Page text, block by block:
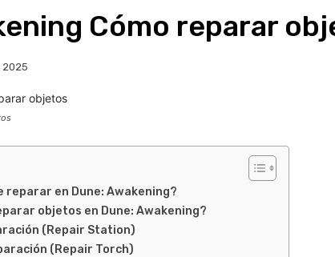
Cómo reparar
2025
en Dune: Awakening?
objetos en Dune: Awakening?
(Repair Station)
(Repair Torch)